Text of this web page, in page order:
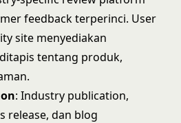
feedback terperinci. User
site menyediakan
tentang produk,
: Industry publication,
release, dan blog